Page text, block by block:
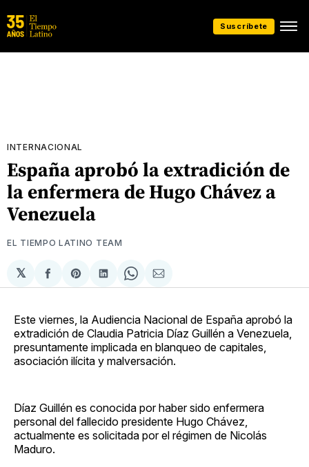
Suscríbete
INTERNACIONAL
España aprobó la extradición de
la enfermera de Hugo Chávez a
Venezuela
EL TIEMPO LATINO TEAM
𝕏
Compartir
en
Share
on
Compartir
en
Share
on
Compartir
via
Este viernes, la Audiencia Nacional de España aprobó la
extradición de Claudia Patricia Díaz Guillén a Venezuela,
presuntamente implicada en blanqueo de capitales,
asociación ilícita y malversación.
Díaz Guillén es conocida por haber sido enfermera
personal del fallecido presidente Hugo Chávez,
actualmente es solicitada por el régimen de Nicolás
Maduro.